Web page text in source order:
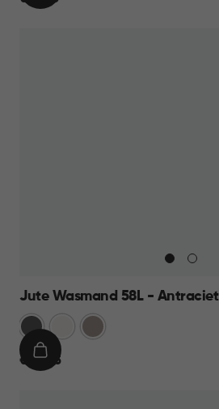
Jute Wasmand 58L - Antraciet
Antraciet Taupe
€
€ 22,95
IN